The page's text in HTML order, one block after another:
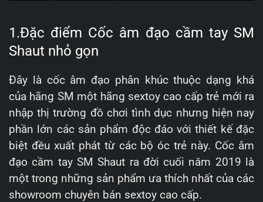
1.Đặc điểm Cốc âm đạo cầm tay SM
Shaut nhỏ gọn
Đây là cốc âm đạo phân khúc thuộc dạng khá
của hãng SM một hãng sextoy cao cấp trẻ mới ra
nhập thị trường đồ chơi tình dục nhưng hiện nay
phần lớn các sản phẩm độc đáo với thiết kế đặc
biệt đều xuất phát từ các bộ óc trẻ này. Cốc âm
đạo cầm tay SM Shaut ra đời cuối năm 2019 là
một trong những sản phẩm ưa thích nhất của các
showroom chuyên bán sextoy cao cấp.